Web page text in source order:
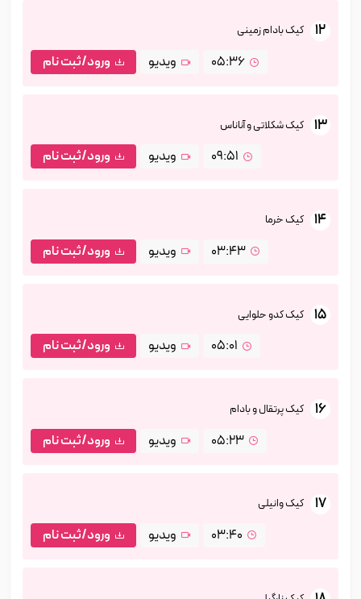
12 کیک بادام زمینی
05:36 ویدیو ورود/ثبت نام
13 کیک شکلاتی و آناناس
09:51 ویدیو ورود/ثبت نام
14 کیک خرما
03:43 ویدیو ورود/ثبت نام
15 کیک کدو حلوایی
05:01 ویدیو ورود/ثبت نام
16 کیک پرتقال و بادام
05:23 ویدیو ورود/ثبت نام
17 کیک وانیلی
03:40 ویدیو ورود/ثبت نام